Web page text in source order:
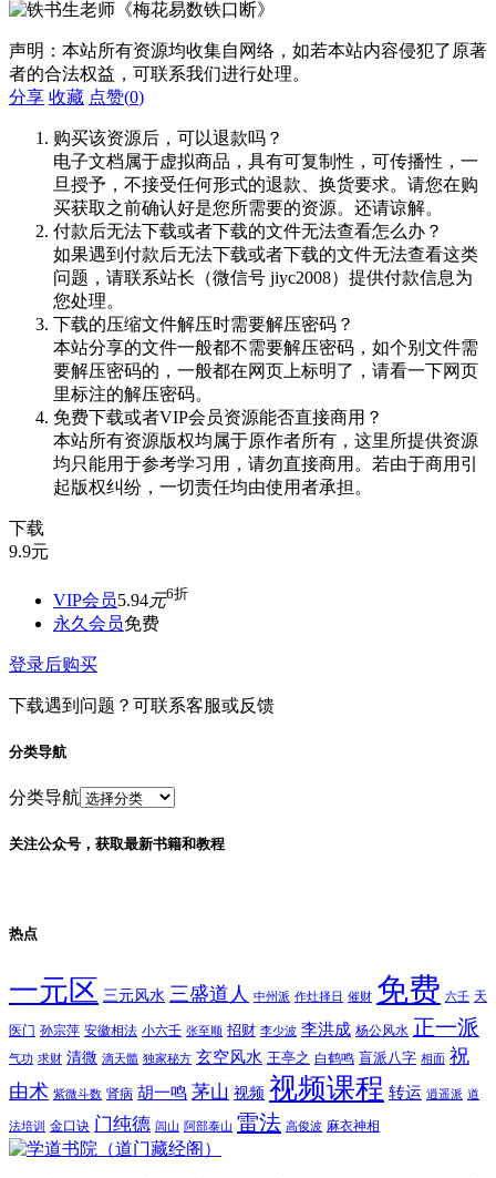
声明：本站所有资源均收集自网络，如若本站内容侵犯了原著
者的合法权益，可联系我们进行处理。
分享 收藏 点赞(0)
购买该资源后，可以退款吗？
电子文档属于虚拟商品，具有可复制性，可传播性，一
旦授予，不接受任何形式的退款、换货要求。请您在购
买获取之前确认好是您所需要的资源。还请谅解。
付款后无法下载或者下载的文件无法查看怎么办？
如果遇到付款后无法下载或者下载的文件无法查看这类
问题，请联系站长（微信号 jiyc2008）提供付款信息为
您处理。
下载的压缩文件解压时需要解压密码？
本站分享的文件一般都不需要解压密码，如个别文件需
要解压密码的，一般都在网页上标明了，请看一下网页
里标注的解压密码。
免费下载或者VIP会员资源能否直接商用？
本站所有资源版权均属于原作者所有，这里所提供资源
均只能用于参考学习用，请勿直接商用。若由于商用引
起版权纠纷，一切责任均由使用者承担。
下载
9.9元
VIP会员5.94元6折
永久会员免费
登录后购买
下载遇到问题？可联系客服或反馈
分类导航
分类导航
关注公众号，获取最新书籍和教程
热点
一元区 三元风水 三盛道人 中州派 作灶择日 催财 免费 六壬 天
医门 孙宗萍 安徽相法 小六壬 张至顺 招财 李少波 李洪成 杨公风水 正一派
气功 求财 清微 滴天髓 独家秘方 玄空风水 王亭之 白鹤鸣 盲派八字 相面 祝
由术 紫微斗数 肾病 胡一鸣 茅山 视频 视频课程 转运 逍遥派 道
法培训 金口诀 门纯德 闾山 阿部泰山 雷法 高俊波 麻衣神相